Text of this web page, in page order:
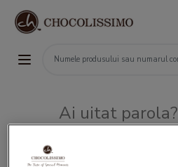
Ai uitat parola?